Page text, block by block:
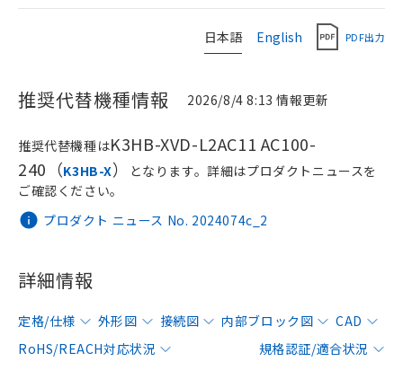
日本語 English PDF出力
推奨代替機種情報 2026/8/4 8:13 情報更新
プロダクト ニュース No. 2024074c_2
推奨代替機種はK3HB-XVD-L2AC11 AC100-
240（K3HB-X）
となります。詳細はプロダクトニュースを
ご確認ください。
詳細情報
定格/仕様 外形図 接続図 内部ブロック図
CAD
RoHS/REACH対応状況
規格認証/適合状況